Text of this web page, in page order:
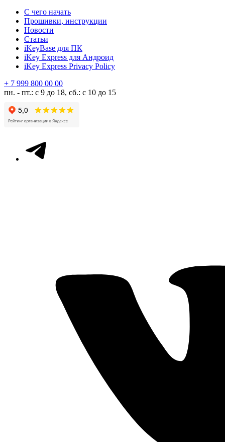
С чего начать
Прошивки, инструкции
Новости
Статьи
iKeyBase для ПК
iKey Express для Андроид
iKey Express Privacy Policy
+ 7 999 800 00 00
пн. - пт.: с 9 до 18, сб.: с 10 до 15